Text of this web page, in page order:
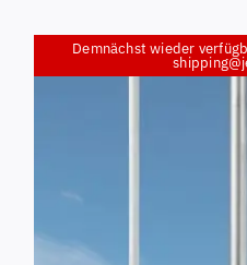
Demnächst wieder